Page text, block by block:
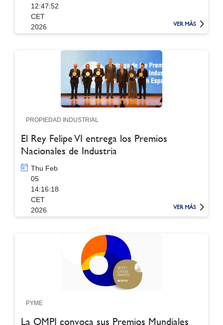
12:47:52
CET
2026
VER MÁS
PROPIEDAD INDUSTRIAL
El Rey Felipe VI entrega los Premios
Nacionales de Industria
Thu Feb
05
14:16:18
CET
2026
VER MÁS
PYME
La OMPI convoca sus Premios Mundiales